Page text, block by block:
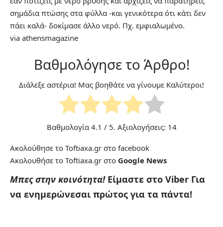
σημάδια πτώσης στα φύλλα -και γενικότερα ότι κάτι δεν
πάει καλά- δοκίμασε άλλο νερό. Πχ. εμφιαλωμένο.
via athensmagazine
Βαθμολόγησε το Άρθρο!
Διάλεξε αστέρια! Μας βοηθάτε να γίνουμε Καλύτεροι!
Βαθμολογία 4.1 / 5. Αξιολογήσεις: 14
Ακολούθησε το Toftiaxa.gr στο facebook
Ακολουθήσε το Toftiaxa.gr στο Google News
Μπες στην κοινότητα! Είμαστε στο Viber Για
να ενημερώνεσαι πρώτος για τα πάντα!